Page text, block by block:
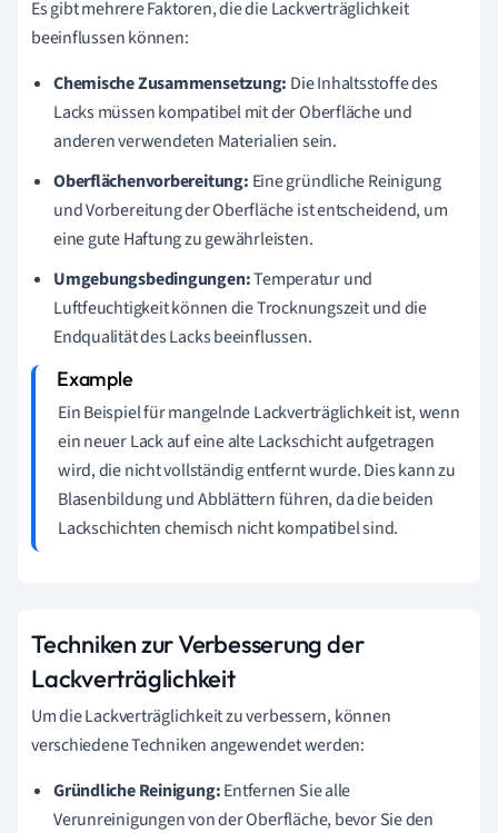
Es gibt mehrere Faktoren, die die Lackverträglichkeit
beeinflussen können:
Chemische Zusammensetzung: Die Inhaltsstoffe des
Lacks müssen kompatibel mit der Oberfläche und
anderen verwendeten Materialien sein.
Oberflächenvorbereitung: Eine gründliche Reinigung
und Vorbereitung der Oberfläche ist entscheidend, um
eine gute Haftung zu gewährleisten.
Umgebungsbedingungen:Temperatur und
Luftfeuchtigkeit können die Trocknungszeit und die
Endqualität des Lacks beeinflussen.
Ein Beispiel für mangelnde Lackverträglichkeit ist, wenn
ein neuer Lack auf eine alte Lackschicht aufgetragen
wird, die nicht vollständig entfernt wurde. Dies kann zu
Blasenbildung und Abblättern führen, da die beiden
Lackschichten chemisch nicht kompatibel sind.
Techniken zur Verbesserung der
Lackverträglichkeit
Um die Lackverträglichkeit zu verbessern, können
verschiedene Techniken angewendet werden:
Gründliche Reinigung:Entfernen Sie alle
Verunreinigungen von der Oberfläche, bevor Sie den